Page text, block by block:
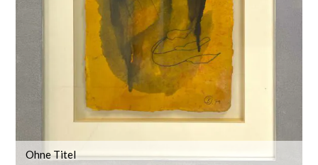
Ohne Titel